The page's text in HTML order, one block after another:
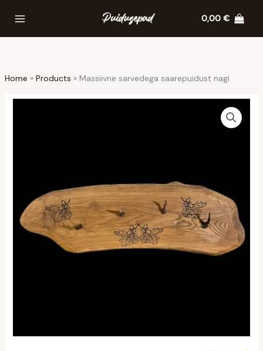
content
0,00€
Home Products Massiivne sarvedega saarepuidust nagi